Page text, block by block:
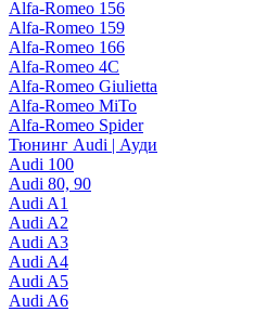
Alfa-Romeo 156
Alfa-Romeo 159
Alfa-Romeo 166
Alfa-Romeo 4C
Alfa-Romeo Giulietta
Alfa-Romeo MiTo
Alfa-Romeo Spider
Тюнинг Audi | Ауди
Audi 100
Audi 80, 90
Audi A1
Audi A2
Audi A3
Audi A4
Audi A5
Audi A6